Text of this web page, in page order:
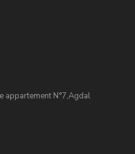
appartement N°7,Agdal